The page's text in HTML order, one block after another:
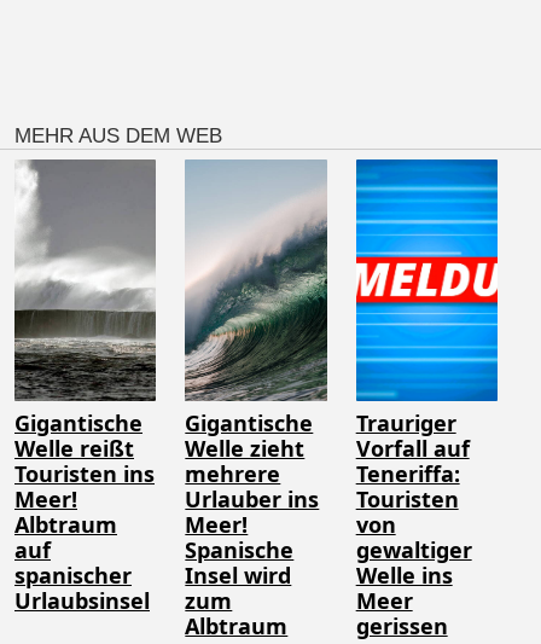
MEHR AUS DEM WEB
Gigantische
Welle reißt
Touristen ins
Meer!
Albtraum
auf
spanischer
Urlaubsinsel
Gigantische
Welle zieht
mehrere
Urlauber ins
Meer!
Spanische
Insel wird
zum
Albtraum
Trauriger
Vorfall auf
Teneriffa:
Touristen
von
gewaltiger
Welle ins
Meer
gerissen